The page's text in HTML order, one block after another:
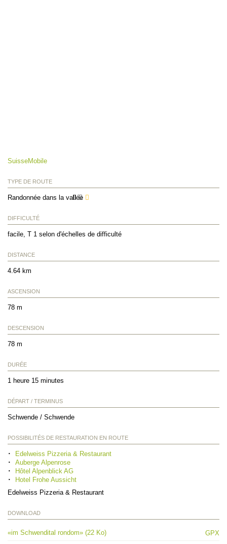
SuisseMobile
TYPE DE ROUTE
Randonnée dans la vallée
DIFFICULTÉ
facile, T 1 selon d'échelles de difficulté
DISTANCE
4.64 km
ASCENSION
78 m
DESCENSION
78 m
DURÉE
1 heure 15 minutes
DÉPART / TERMINUS
Schwende / Schwende
POSSIBILITÉS DE RESTAURATION EN ROUTE
Edelweiss Pizzeria & Restaurant
Auberge Alpenrose
Hôtel Alpenblick AG
Hotel Frohe Aussicht
Edelweiss Pizzeria & Restaurant
DOWNLOAD
«im Schwendital rondom» (22 Ko) GPX